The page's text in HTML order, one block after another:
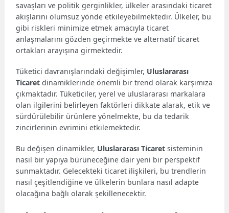
savaşları ve politik gerginlikler, ülkeler arasındaki ticaret
akışlarını olumsuz yönde etkileyebilmektedir. Ülkeler, bu
gibi riskleri minimize etmek amacıyla ticaret
anlaşmalarını gözden geçirmekte ve alternatif ticaret
ortakları arayışına girmektedir.
Tüketici davranışlarındaki değişimler, Uluslararası
Ticaret dinamiklerinde önemli bir trend olarak karşımıza
çıkmaktadır. Tüketiciler, yerel ve uluslararası markalara
olan ilgilerini belirleyen faktörleri dikkate alarak, etik ve
sürdürülebilir ürünlere yönelmekte, bu da tedarik
zincirlerinin evrimini etkilemektedir.
Bu değişen dinamikler, Uluslararası Ticaret sisteminin
nasıl bir yapıya bürüneceğine dair yeni bir perspektif
sunmaktadır. Gelecekteki ticaret ilişkileri, bu trendlerin
nasıl çeşitlendiğine ve ülkelerin bunlara nasıl adapte
olacağına bağlı olarak şekillenecektir.